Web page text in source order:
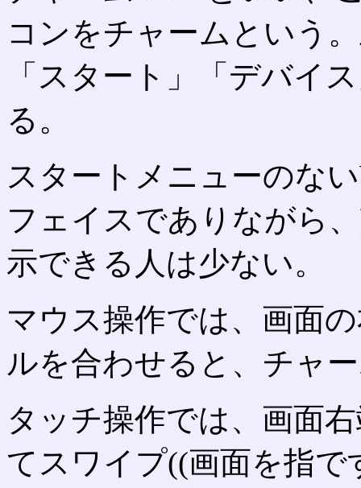
コンをチャームという
「スタート」「デバイ
る。
スタートメニューのな
フェイスでありながら
示できる人は少ない。
マウス操作では、画面
ルを合わせると、チャ
タッチ操作では、画面
てスワイプ((画面を指